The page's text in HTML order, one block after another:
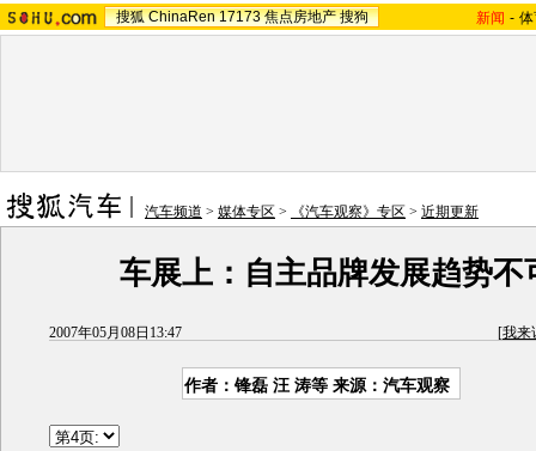
搜狐 ChinaRen 17173 焦点房地产 搜狗 新闻 -
汽车频道 > 媒体专区 > 《汽车观察》专区 > 近期更新
车展上：自主品牌发展趋势不
2007年05月08日13:47 [我来
作者：锋磊 汪 涛等 来源：汽车观察